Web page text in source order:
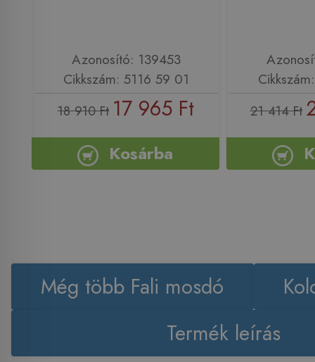
Azonosító: 139453
Cikkszám: 5116 59 01
18 910 Ft 17 965 Ft
Kosárba
21 414 Ft
Még több Fali mosdó
Termék leírás